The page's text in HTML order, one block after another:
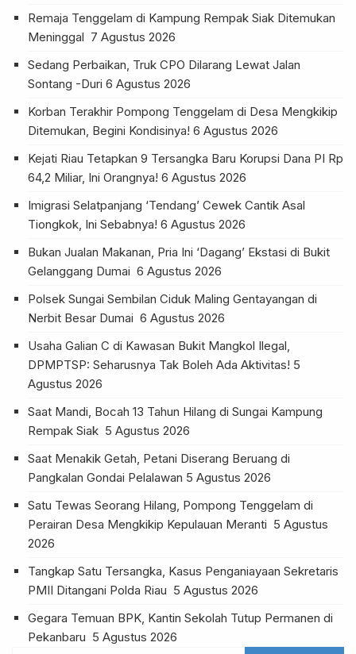
Remaja Tenggelam di Kampung Rempak Siak Ditemukan
Meninggal 7 Agustus 2026
Sedang Perbaikan, Truk CPO Dilarang Lewat Jalan
Sontang -Duri 6 Agustus 2026
Korban Terakhir Pompong Tenggelam di Desa Mengkikip
Ditemukan, Begini Kondisinya! 6 Agustus 2026
Kejati Riau Tetapkan 9 Tersangka Baru Korupsi Dana PI Rp
64,2 Miliar, Ini Orangnya! 6 Agustus 2026
Imigrasi Selatpanjang ‘Tendang’ Cewek Cantik Asal
Tiongkok, Ini Sebabnya! 6 Agustus 2026
Bukan Jualan Makanan, Pria Ini ‘Dagang’ Ekstasi di Bukit
Gelanggang Dumai 6 Agustus 2026
Polsek Sungai Sembilan Ciduk Maling Gentayangan di
Nerbit Besar Dumai 6 Agustus 2026
Usaha Galian C di Kawasan Bukit Mangkol Ilegal,
DPMPTSP: Seharusnya Tak Boleh Ada Aktivitas! 5
Agustus 2026
Saat Mandi, Bocah 13 Tahun Hilang di Sungai Kampung
Rempak Siak 5 Agustus 2026
Saat Menakik Getah, Petani Diserang Beruang di
Pangkalan Gondai Pelalawan 5 Agustus 2026
Satu Tewas Seorang Hilang, Pompong Tenggelam di
Perairan Desa Mengkikip Kepulauan Meranti 5 Agustus
2026
Tangkap Satu Tersangka, Kasus Penganiayaan Sekretaris
PMII Ditangani Polda Riau 5 Agustus 2026
Gegara Temuan BPK, Kantin Sekolah Tutup Permanen di
Pekanbaru 5 Agustus 2026